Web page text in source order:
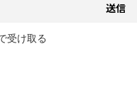
受け取る